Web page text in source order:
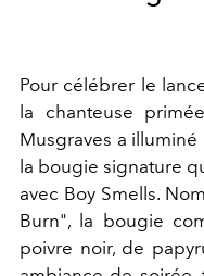
Pour célébrer le
la chanteuse
Musgraves a illuminé
la bougie signature
avec Boy Smells.
Burn", la bougie
poivre noir, de